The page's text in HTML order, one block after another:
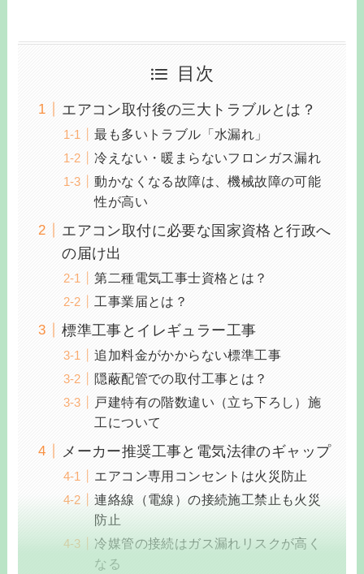
目次
エアコン取付後の三大トラブルとは？
最も多いトラブル「水漏れ」
冷えない・暖まらないフロンガス漏れ
動かなくなる故障は、機械故障の可能
性が高い
エアコン取付に必要な国家資格と行政へ
の届け出
第二種電気工事士資格とは？
工事業届とは？
標準工事とイレギュラー工事
追加料金がかからない標準工事
隠蔽配管での取付工事とは？
戸建特有の階数違い（立ち下ろし）施
工について
メーカー推奨工事と電気法律のギャップ
エアコン専用コンセントは火災防止
連絡線（電線）の接続施工禁止も火災
防止
冷媒管の接続はガス漏れリスクが高く
なる